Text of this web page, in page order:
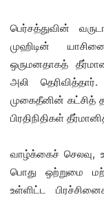
பெர்சத்துவின்
முஹிடின்
ஒருமனதாகத்
அலி
முகைதீனின் கட்சித்
பிரதிநிதிகள்
வாழ்க்கைச் செலவு,
பொது ஒற்றுமை
உள்ளிட்ட